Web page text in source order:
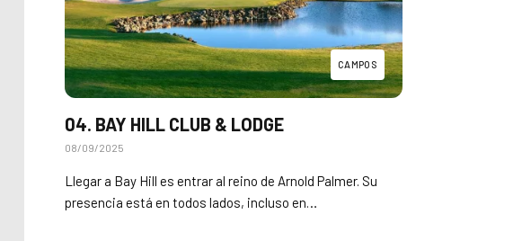
CAMPOS
04. BAY HILL CLUB & LODGE
08/09/2025
Llegar a Bay Hill es entrar al reino de Arnold Palmer. Su
presencia está en todos lados, incluso en…